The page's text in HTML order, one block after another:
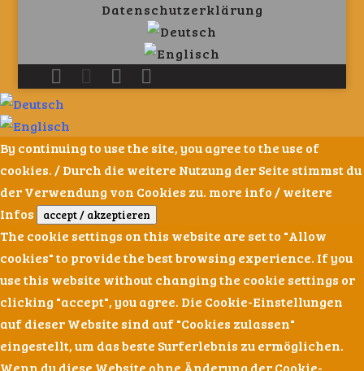
Datenschutzerklärung
By continuing to use the site, you agree to the use of
cookies. / Durch die weitere Nutzung der Seite stimmst du
der Verwendung von Cookies zu. more info / weitere
Infos
accept / akzeptieren
The cookie settings on this website are set to "Allow
cookies" to provide the best browsing experience. If you
use this website without changing the cookie settings or
clicking "accept", you agree. Die Cookie-Einstellungen
auf dieser Website sind auf "Cookies zulassen"
eingestellt, um das beste Surferlebnis zu ermöglichen.
Wenn du diese Website ohne Änderung der Cookie-